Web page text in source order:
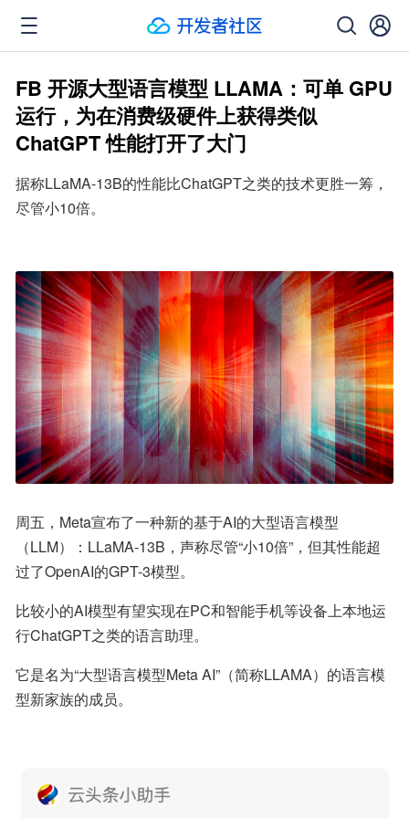
FB 开源大型语言模型 LLAMA：可单 GPU
运行，为在消费级硬件上获得类似
ChatGPT 性能打开了大门
据称LLaMA-13B的性能比ChatGPT之类的技术更胜一筹，
尽管小10倍。
周五，Meta宣布了一种新的基于AI的大型语言模型
（LLM）：LLaMA-13B，声称尽管“小10倍”，但其性能超
过了OpenAI的GPT-3模型。
比较小的AI模型有望实现在PC和智能手机等设备上本地运
行ChatGPT之类的语言助理。
它是名为“大型语言模型Meta AI”（简称LLAMA）的语言模
型新家族的成员。